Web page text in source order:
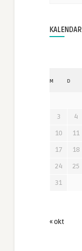
KALENDAR
M D
3
4
10
11
17
18
24
25
31
« okt